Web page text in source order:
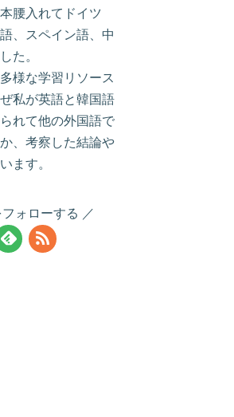
腰入れてドイツ
、スペイン語、中
た。
様な学習リソース
私が英語と韓国語
れて他の外国語で
、考察した結論や
ます。
ォローする